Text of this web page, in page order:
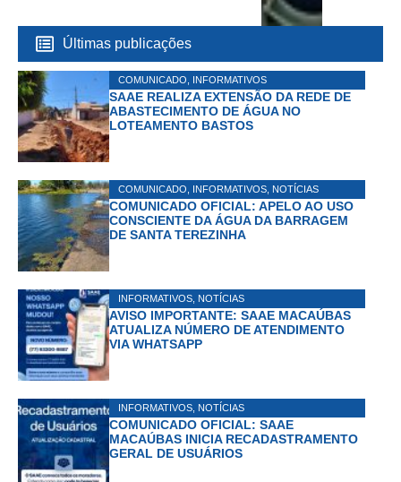
Últimas publicações
COMUNICADO INFORMATIVOS
SAAE REALIZA EXTENSÃO DA REDE DE
ABASTECIMENTO DE ÁGUA NO
LOTEAMENTO BASTOS
COMUNICADO INFORMATIVOS NOTÍCIAS
COMUNICADO OFICIAL: APELO AO USO
CONSCIENTE DA ÁGUA DA BARRAGEM
DE SANTA TEREZINHA
INFORMATIVOS NOTÍCIAS
AVISO IMPORTANTE: SAAE MACAÚBAS
ATUALIZA NÚMERO DE ATENDIMENTO
VIA WHATSAPP
INFORMATIVOS NOTÍCIAS
COMUNICADO OFICIAL: SAAE
MACAÚBAS INICIA RECADASTRAMENTO
GERAL DE USUÁRIOS